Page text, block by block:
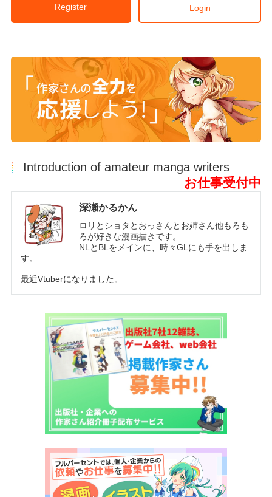
Register Login
Introduction of amateur manga writers
お仕事受付中
深瀬かるかん
ロリとショタとおっさんとお姉さん他もろも
ろが好きな漫画描きです。
NLとBLをメインに、時々GLにも手を出しま
す。
最近Vtuberになりました。